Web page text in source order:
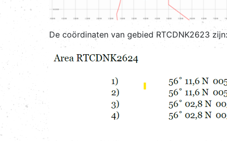
De coördinaten van gebied RTCDNK2623 zijn: